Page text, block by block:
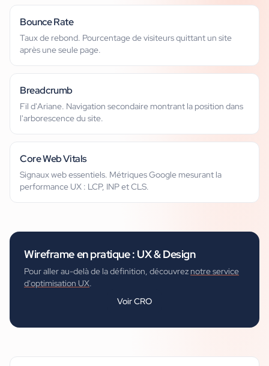
Bounce Rate
Taux de rebond. Pourcentage de visiteurs quittant un site
après une seule page.
Breadcrumb
Fil d'Ariane. Navigation secondaire montrant la position dans
l'arborescence du site.
Core Web Vitals
Signaux web essentiels. Métriques Google mesurant la
performance UX : LCP, INP et CLS.
Wireframeen pratique : UX & Design
Pour aller au-delà de la définition, découvrez notre service
d'optimisation UX.
VoirCRO